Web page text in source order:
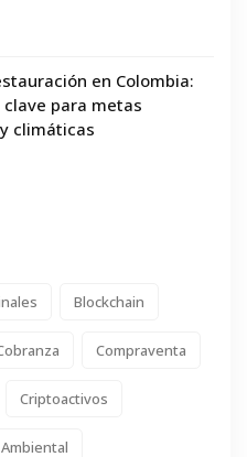
en Colombia:
para metas
climáticas
Blockchain
Compraventa
Criptoactivos